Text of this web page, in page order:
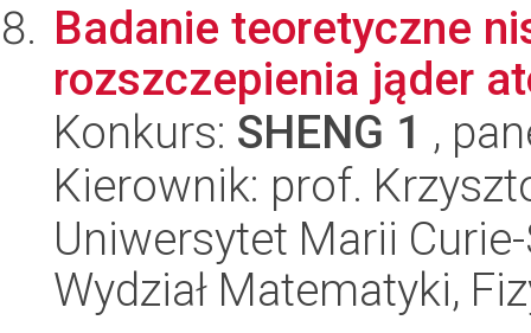
Badanie teoretyczne
rozszczepienia jąder
Konkurs: SHENG 1 ,
Kierownik: prof.
Uniwersytet Marii
Wydział Matematyki,